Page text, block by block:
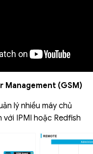
Management (GSM)
lý nhiều máy chủ
với IPMI hoặc Redfish